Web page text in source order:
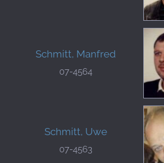
Schmitt, Manfred
07-4564
Schmitt, Uwe
07-4563